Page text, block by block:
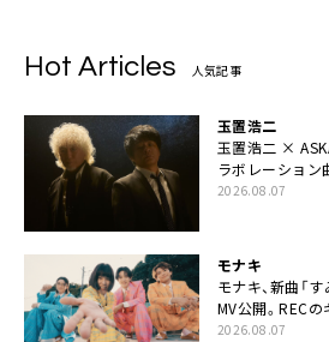
Hot Articles 人気記事
玉置浩二
玉置浩二 ×
ラボレーション
カップリングに
2026.08.07
モナキ
モナキ、新曲「
MV公開。REC
伊藤一朗参加も
2026.08.07